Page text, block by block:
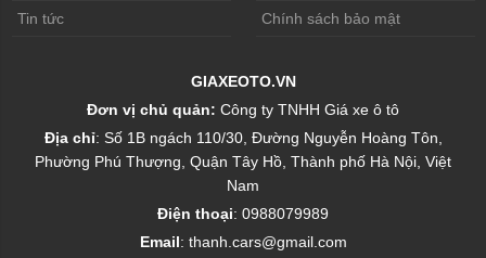
Tin tức Chính sách bảo mật
GIAXEOTO.VN
Đơn vị chủ quản: Công ty TNHH Giá xe ô tô
Địa chỉ: Số 1B ngách 110/30, Đường Nguyễn Hoàng Tôn,
Phường Phú Thượng, Quận Tây Hồ, Thành phố Hà Nội, Việt
Nam
Điện thoại: 0988079989
Email: thanh.cars@gmail.com